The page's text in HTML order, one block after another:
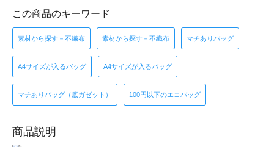
この商品のキーワード
素材から探す－不織布 素材から探す－不織布 マチありバッグ
A4サイズが入るバッグ A4サイズが入るバッグ
マチありバッグ（底ガゼット） 100円以下のエコバッグ
商品説明